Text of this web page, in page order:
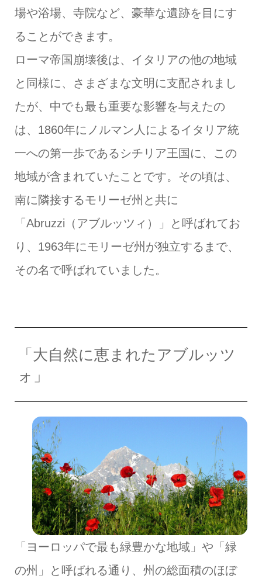
場や浴場、寺院など、豪華な遺跡を目にす
ることができます。
ローマ帝国崩壊後は、イタリアの他の地域
と同様に、さまざまな文明に支配されまし
たが、中でも最も重要な影響を与えたの
は、1860年にノルマン人によるイタリア統
一への第一歩であるシチリア王国に、この
地域が含まれていたことです。その頃は、
南に隣接するモリーゼ州と共に
「Abruzzi（アブルッツィ）」と呼ばれてお
り、1963年にモリーゼ州が独立するまで、
その名で呼ばれていました。
「大自然に恵まれたアブルッツ
ォ」
「ヨーロッパで最も緑豊かな地域」や「緑
の州」と呼ばれる通り、州の総面積のほぼ